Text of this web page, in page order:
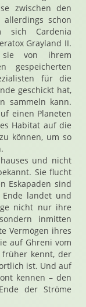
zwischen den
schon
sich Cardenia
Grayland II.
von ihrem
gespeicherten
für die
geschickt hat,
sammeln kann.
einen Planeten
Habitat auf die
können, um so
und nicht
Sie flucht
Eskapaden sind
landet und
nicht nur ihre
inmitten
Vermögen ihres
auf Ghreni vom
früher kennt, der
ist. Und auf
kennen – den
der Ströme